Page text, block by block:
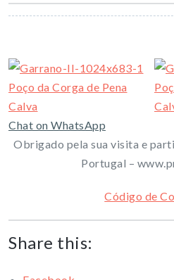
Chat on WhatsApp
Obrigado pela sua visita e
Portugal –
Código de
Share this: